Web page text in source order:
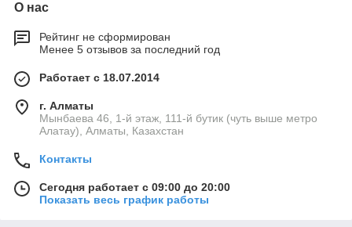
О нас
Рейтинг не сформирован
Менее 5 отзывов за последний год
Работает с 18.07.2014
г. Алматы
Мынбаева 46, 1-й этаж, 111-й бутик (чуть выше метро
Алатау), Алматы, Казахстан
Контакты
Сегодня работает с 09:00 до 20:00
Показать весь график работы